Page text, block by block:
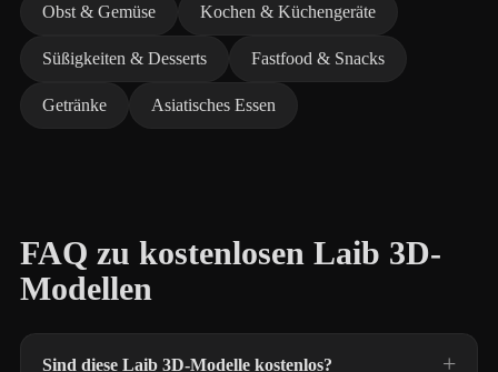
Obst & Gemüse Kochen & Küchengeräte
Süßigkeiten & Desserts Fastfood & Snacks
Getränke Asiatisches Essen
FAQ zu kostenlosen Laib 3D-
Modellen
Sind diese Laib 3D-Modelle kostenlos?